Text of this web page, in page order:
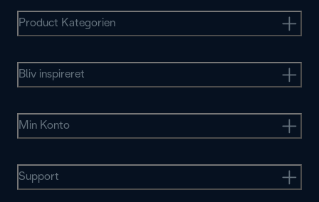
Product Kategorien
Bliv inspireret
Min Konto
Support